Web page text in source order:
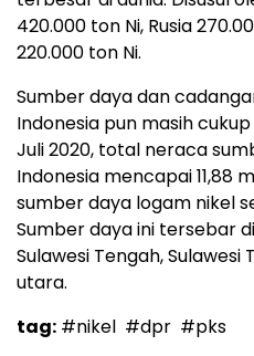
420.000 ton Ni, Rusia
220.000 ton Ni.
Sumber daya dan
Indonesia pun masih
Juli 2020, total neraca
Indonesia mencapai 11,88
sumber daya logam nikel
Sumber daya ini tersebar
Sulawesi Tengah, Sulawesi
utara.
tag: #nikel #dpr #pks